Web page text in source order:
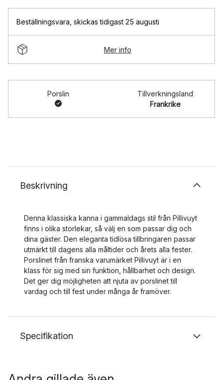
Beställningsvara skickas tidigast 25 augusti
Mer info
Porslin
Tillverkningsland
Frankrike
Beskrivning
Denna klassiska kanna i gammaldags stil från Pillivuyt
finns i olika storlekar, så välj en som passar dig och
dina gäster. Den eleganta tidlösa tillbringaren passar
utmärkt till dagens alla måltider och årets alla fester.
Porslinet från franska varumärket Pillivuyt är i en
klass för sig med sin funktion, hållbarhet och design.
Det ger dig möjligheten att njuta av porslinet till
vardag och till fest under många år framöver.
Specifikation